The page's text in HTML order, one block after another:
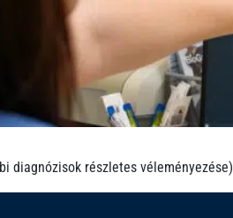
diagnózisok részletes véleményezése)